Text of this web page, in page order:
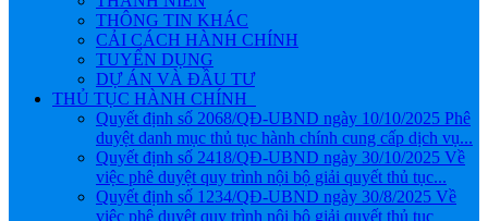
THÔNG TIN KHÁC
CẢI CÁCH HÀNH CHÍNH
TUYỂN DỤNG
DỰ ÁN VÀ ĐẦU TƯ
THỦ TỤC HÀNH CHÍNH
Quyết định số 2068/QĐ-UBND ngày 10/10/2025 Phê
duyệt danh mục thủ tục hành chính cung cấp dịch vụ...
Quyết định số 2418/QĐ-UBND ngày 30/10/2025 Về
việc phê duyệt quy trình nội bộ giải quyết thủ tục...
Quyết định số 1234/QĐ-UBND ngày 30/8/2025 Về
việc phê duyệt quy trình nội bộ giải quyết thủ tục